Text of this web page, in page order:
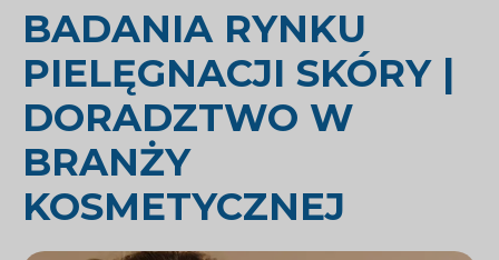
BADANIA RYNKU
PIELĘGNACJI SKÓRY |
DORADZTWO W
BRANŻY
KOSMETYCZNEJ